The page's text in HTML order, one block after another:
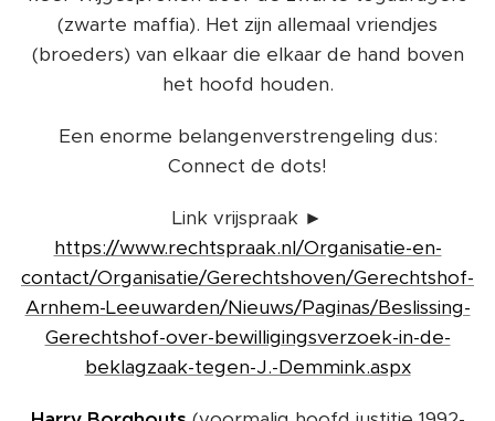
(zwarte maffia). Het zijn allemaal vriendjes
(broeders) van elkaar die elkaar de hand boven
het hoofd houden.
Een enorme belangenverstrengeling dus:
Connect de dots!
Link vrijspraak ►
https://www.rechtspraak.nl/Organisatie-en-
contact/Organisatie/Gerechtshoven/Gerechtshof-
Arnhem-Leeuwarden/Nieuws/Paginas/Beslissing-
Gerechtshof-over-bewilligingsverzoek-in-de-
beklagzaak-tegen-J.-Demmink.aspx